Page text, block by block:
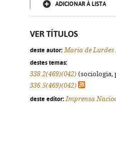
ADICIONAR À LISTA
VER TÍTULOS
deste autor: Maria de Lurdes
destes temas:
338.2(469)(042) (sociologia,
336.5(469)(042)
deste editor: Imprensa